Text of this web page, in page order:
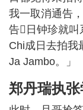
我一取消通告
告𠮶日钟珍就
Chi成日去拍我
Ja Jambo。」
郑丹瑞执